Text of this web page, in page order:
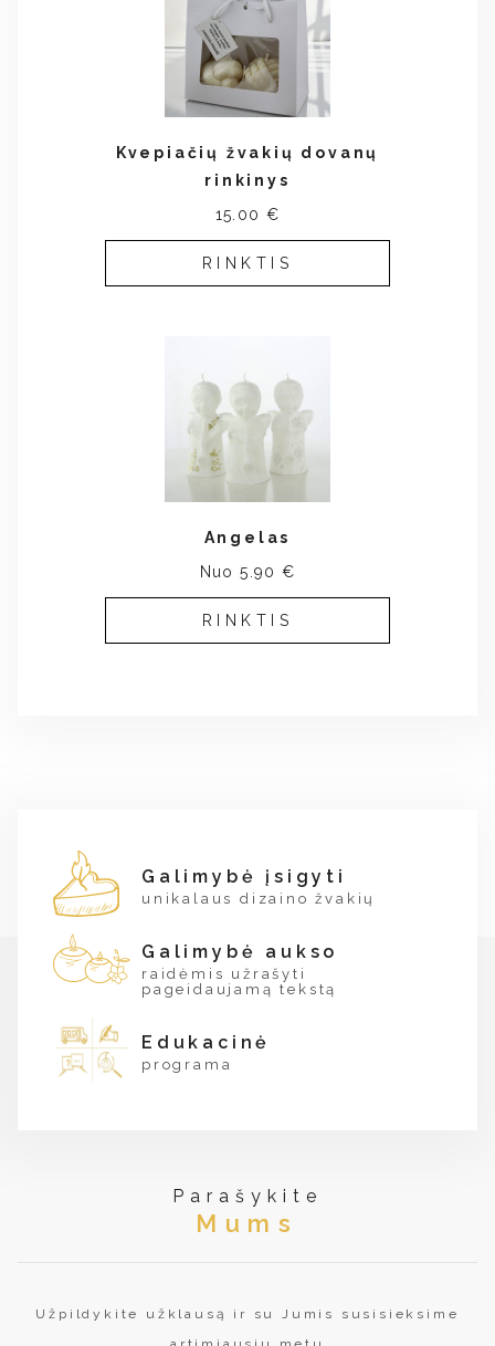
Kvepiačių žvakių dovanų
rinkinys
15.00 €
RINKTIS
Angelas
Nuo 5.90 €
RINKTIS
Galimybė įsigyti
unikalaus dizaino žvakių
Galimybė aukso
raidėmis užrašyti
pageidaujamą tekstą
Edukacinė
programa
Parašykite
Mums
Užpildykite užklausą ir su Jumis susisieksime